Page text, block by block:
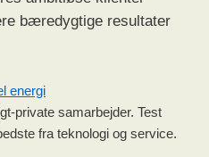
bæredygtige resultater
energi
private samarbejder. Test
fra teknologi og service.